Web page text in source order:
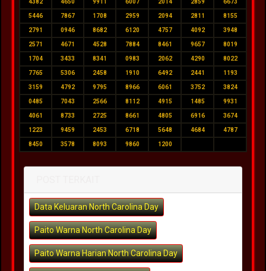
4382 4650 9911 6007 2014 2859 6673
5446 7867 1708 2959 2094 2811 8155
2791 0946 8682 6120 4757 4092 3948
2571 4671 4528 7884 8461 9657 8019
1704 3433 8341 0983 2062 4290 8022
7765 5306 2458 1910 6492 2441 1193
3159 4792 9795 8966 6061 3752 3824
0485 7043 2566 8112 4915 1485 9931
4061 8733 2725 8661 4805 6916 3674
1223 9459 2453 6718 5648 4684 4787
8450 3578 8093 9860 1200
Data Keluaran North Carolina Day
Paito Warna North Carolina Day
Paito Warna Harian North Carolina Day